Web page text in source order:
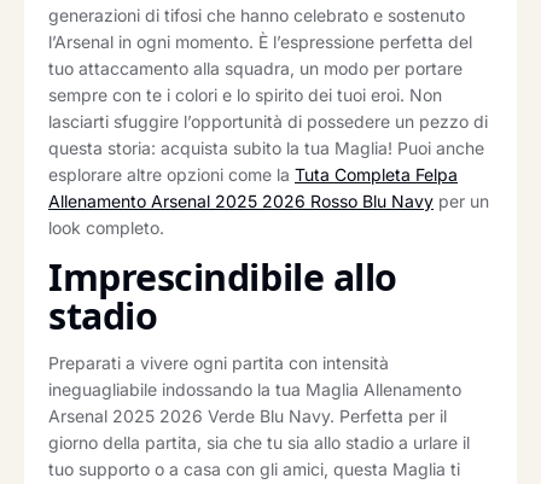
generazioni di tifosi che hanno celebrato e sostenuto
l’Arsenal in ogni momento. È l’espressione perfetta del
tuo attaccamento alla squadra, un modo per portare
sempre con te i colori e lo spirito dei tuoi eroi. Non
lasciarti sfuggire l’opportunità di possedere un pezzo di
questa storia: acquista subito la tua Maglia! Puoi anche
esplorare altre opzioni come la Tuta Completa Felpa
Allenamento Arsenal 2025 2026 Rosso Blu Navy per un
look completo.
Imprescindibile allo
stadio
Preparati a vivere ogni partita con intensità
ineguagliabile indossando la tua Maglia Allenamento
Arsenal 2025 2026 Verde Blu Navy. Perfetta per il
giorno della partita, sia che tu sia allo stadio a urlare il
tuo supporto o a casa con gli amici, questa Maglia ti